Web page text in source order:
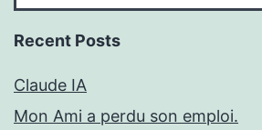
Recent Posts
Claude IA
Mon Ami a perdu son emploi.